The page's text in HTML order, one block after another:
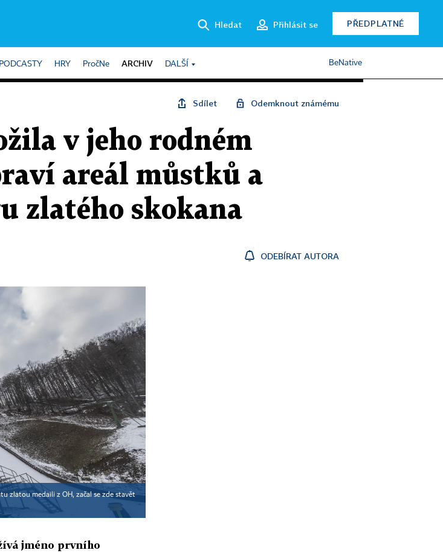
Hledat Přihlásit se PŘEDPLATNÉ
PODCASTY HRY PročNe ARCHIV DALŠÍ BeNative
Sdílet Odemknout známému
v jeho rodném
areál můstků a
zlatého skokana
ODEBÍRAT AUTORA
zlatou medaili z OH, začal se zde stavět
jméno prvního